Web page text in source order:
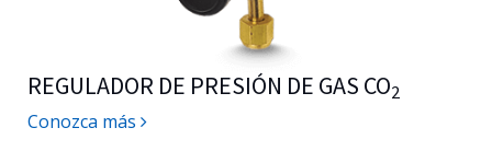
REGULADOR DE PRESIÓN DE GAS CO2
Conozca más